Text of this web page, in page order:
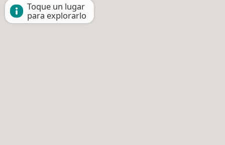
Toque un lugar
para explorarlo